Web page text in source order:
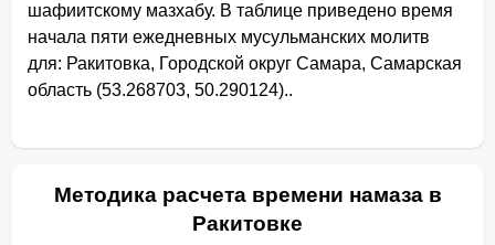
шафиитскому мазхабу. В таблице приведено время
начала пяти ежедневных мусульманских молитв
для: Ракитовка, Городской округ Самара, Самарская
область (53.268703, 50.290124)..
Методика расчета времени намаза в
Ракитовке